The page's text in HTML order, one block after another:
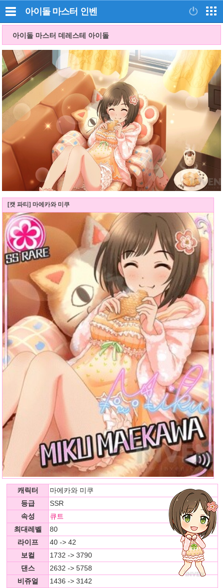
아이돌 마스터 인벤
아이돌 마스터 데레스테 아이돌
[캣 파티] 마에카와 미쿠
캐릭터
마에카와 미쿠
등급
SSR
속성
큐트
최대레벨
80
라이프
40 -> 42
보컬
1732 -> 3790
댄스
2632 -> 5758
비쥬얼
1436 -> 3142